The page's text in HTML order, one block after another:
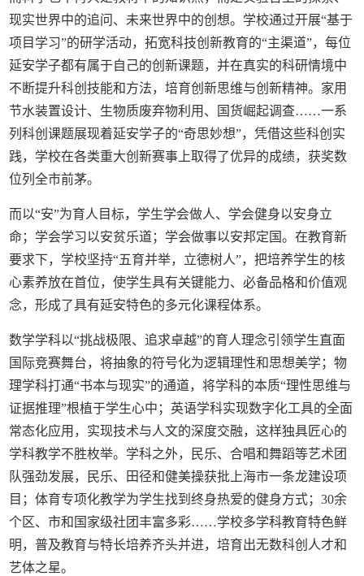
现实世界中的追问、未来世界中的创想。学校通过开展“基于
项目学习”的研学活动，拓宽科技创新教育的“主渠道”，每位
延安学子都有属于自己的创新课题，并在真实的科研情境中
不断提升科创技能和方法，培育创新思维与创新精神。家用
节水装置设计、生物质废弃物利用、国货崛起调查……一系
列科创课题展现着延安学子的“奇思妙想”，凭借这些科创实
践，学校在各类重大创新赛事上取得了优异的成绩，获奖数
位列全市前茅。
而以“安”为育人目标，学生学会做人、学会健身以安身立
命；学会学习以安贫乐道；学会做事以安邦定国。在教育新
要求下，学校坚持“五育并举，立德树人”，把培养学生的核
心素养放在首位，使学生具有关键能力、必备品格和价值观
念，形成了具有延安特色的多元化课程体系。
数学学科以“挑战极限、追求卓越”的育人理念引领学生直面
国际竞赛舞台，将抽象的符号化为逻辑理性和思想美学；物
理学科打通“书本与现实”的通道，将学科的本质“理性思维与
证据推理”根植于学生心中；英语学科实现数字化工具的全面
常态化应用，实现技术与人文的深度交融，这样独具匠心的
学科教学不胜枚举。学科之外，民乐、合唱和舞蹈等艺术团
队强劲发展，民乐、田径和健美操获批上海市一条龙建设项
目；体育专项化教学为学生找到终身热爱的健身方式；30余
个区、市和国家级社团丰富多彩……学校多学科教育特色鲜
明，普及教育与特长培养齐头并进，培育出无数科创人才和
艺体之星。